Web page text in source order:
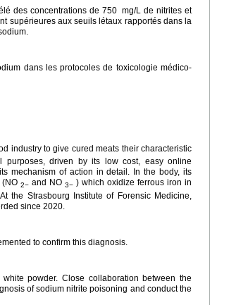
des concentrations de 750 mg/L de nitrites et
supérieures aux seuils létaux rapportés dans la
dans les protocoles de toxicologie médico-
industry to give cured meats their characteristic
purposes, driven by its low cost, easy online
mechanism of action in detail. In the body, its
2− and NO 3− ) which oxidize ferrous iron in
the Strasbourg Institute of Forensic Medicine,
since 2020.
to confirm this diagnosis.
powder. Close collaboration between the
of sodium nitrite poisoning and conduct the